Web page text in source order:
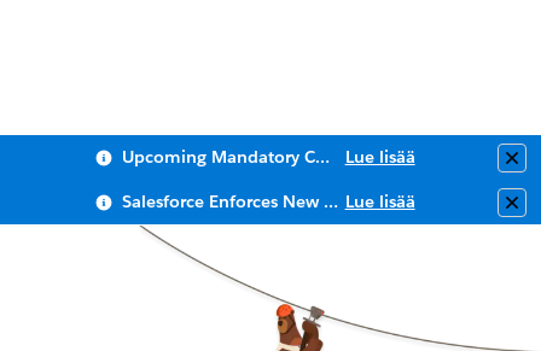
Upcoming Mandatory Changes to Public Key Infrastructure (PKI) Lue lisää
Salesforce Enforces New Security Requirements in Summer 2026 Lue lisää